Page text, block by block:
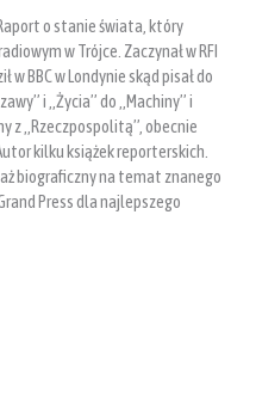
o stanie świata, który
w Trójce. Zaczynał w RFI
BBC w Londynie skąd pisał do
i „Życia” do „Machiny” i
z „Rzeczpospolitą”, obecnie
kilku książek reporterskich.
biograficzny na temat znanego
Press dla najlepszego